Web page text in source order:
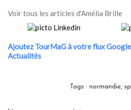
Voir tous les articles d'Amélia Brille
Ajoutez TourMaG à votre flux Google
Actualités
Tags : normandie,